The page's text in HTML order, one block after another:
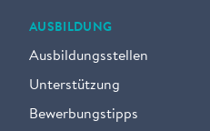
AUSBILDUNG
Ausbildungsstellen
Unterstützung
Bewerbungstipps